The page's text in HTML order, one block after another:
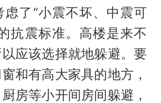
虑了“小震不坏、中震可
抗震标准。高楼是来不
应该选择就地躲避。要
和有高大家具的地方，
房等小开间房间躲避，